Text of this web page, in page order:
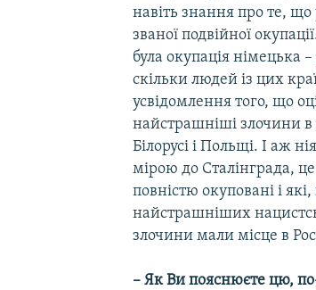
навіть знання про те, що
званої подвійної
була окупація німецька
скільки людей із цих
усвідомлення того, що
найстрашніші злочини в
Білорусі і Польщі. І аж
мірою до Сталінграда,
повністю окуповані і
найстрашніших
злочини мали місце в
– Як Ви пояснюєте цю,